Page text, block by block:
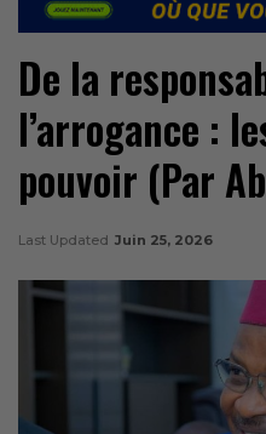
De la
l’arrogance :
pouvoir (Par
Last Updated Juin 25, 2026